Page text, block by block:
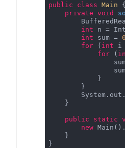
public class Main
{
private void
int n =
int sum = 0
for ( int i
for (
            }
        }
    }
public static
new
    }
}